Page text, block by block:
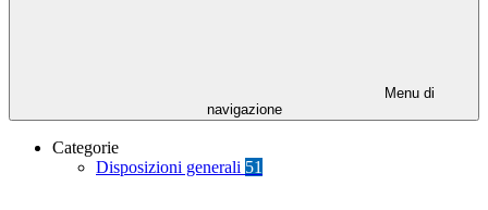
Menu di
navigazione
Categorie
Disposizioni generali 51